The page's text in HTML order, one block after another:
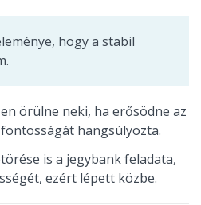
hogy a stabil
örülne neki, ha erősödne az
hangsúlyozta.
is a jegybank feladata,
ezért lépett közbe.